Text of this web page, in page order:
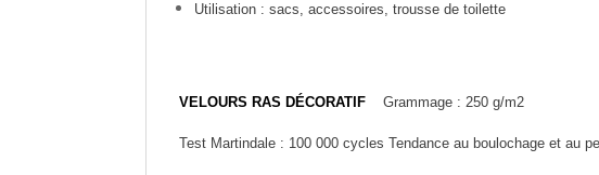
Utilisation : sacs, accessoires, trousse de toilette
VELOURS RAS DÉCORATIFGrammage : 250 g/m2
Test Martindale : 100 000 cycles Tendance au boulochage et au